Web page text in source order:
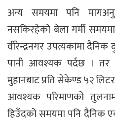
अन्य समयमा पनि
नसकिरहेको बेला गर्मी
वीरेन्द्रनगर उपत्यकामा
पानी आवश्यक पर्दछ । तर
मुहानबाट प्रति सेकेण्ड ५२
आवश्यक परिमाणको
हिउँदको समयमा पनि दैनिक